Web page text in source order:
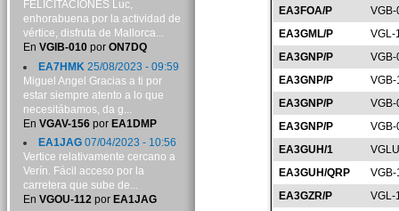
EA3FOA/P
EA3GML/P
VGL-
EA3GNP/P
EA3GNP/P
EA3GNP/P
EA3GNP/P
EA3GUH/1
EA3GUH/QRP
EA3GZR/P
VGL-
FELICITACIONES Luc,
enhorabuena por la actividad de
vértice, disfruta de Mallorca...
En VGIB-010por ON7DQ
EA7HMK 25/08/2023 - 09:59
Miguel Angel Gracias a ti por
estar siempre atento a lo que
necesitábamos, da g...
En VGAV-156por EA1DMP
EA1JAG07/04/2023 - 10:56
Vertice relativamente cercano a
Verín. Fácil acceso por la
carretera que sube de...
En VGOU-112por EA1JAG